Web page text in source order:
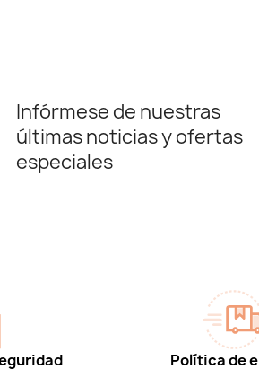
Infórmese de nuestras
últimas noticias y ofertas
especiales
Política de